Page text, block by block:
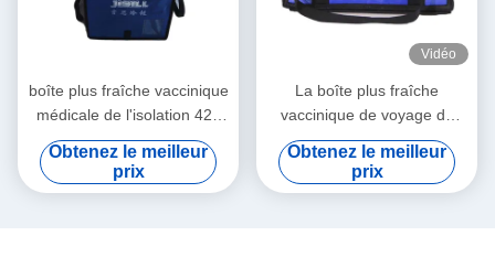
boîte plus fraîche vaccinique
médicale de l'isolation 42L
pour le stockage de
médecine
Obtenez le meilleur
prix
Vidéo
La boîte plus fraîche
vaccinique de voyage de
tissu d'Oxford a isolé
recyclable
Obtenez le meilleur
prix